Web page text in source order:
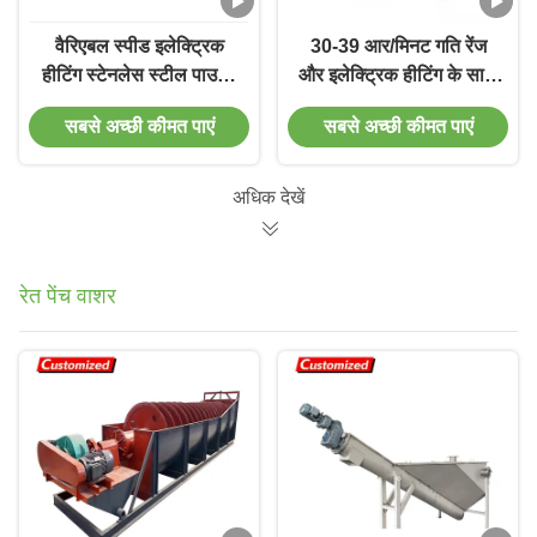
वैरिएबल स्पीड इलेक्ट्रिक
हीटिंग स्टेनलेस स्टील पाउडर
मिक्सिंग मशीन इंडस्ट्रियल
रिबन मिक्सर
सबसे अच्छी कीमत पाएं
30-39 आर/मिनट गति रेंज
और इलेक्ट्रिक हीटिंग के साथ
सर्पिल सरगर्मी पाउडर मिक्सिंग
मशीन
सबसे अच्छी कीमत पाएं
अधिक देखें
रेत पेंच वाशर